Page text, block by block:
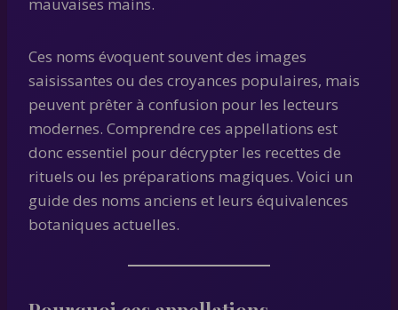
Ces noms évoquent souvent des images
saisissantes ou des croyances populaires, mais
peuvent prêter à confusion pour les lecteurs
modernes. Comprendre ces appellations est
donc essentiel pour décrypter les recettes de
rituels ou les préparations magiques. Voici un
guide des noms anciens et leurs équivalences
botaniques actuelles.